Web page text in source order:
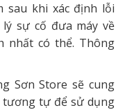
sau khi xác định lỗi
sự cố đưa máy về
nhất có thể. Thông
Sơn Store sẽ cung
tương tự để sử dụng